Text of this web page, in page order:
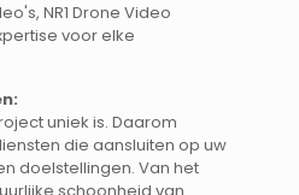
NR1 Drone Video
voor elke
uniek is. Daarom
die aansluiten op uw
doelstellingen. Van het